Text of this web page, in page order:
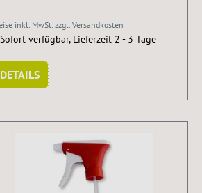
inkl. MwSt. zzgl. Versandkosten
Sofort verfügbar, Lieferzeit 2 - 3 Tage
DETAILS